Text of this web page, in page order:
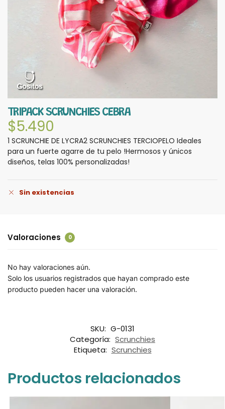
TRIPACK SCRUNCHIES CEBRA
$5.490
1 SCRUNCHIE DE LYCRA2 SCRUNCHIES TERCIOPELO Ideales
para un fuerte agarre de tu pelo !Hermosos y únicos
diseños, telas 100% personalizadas!
Sin existencias
Valoraciones 0
No hay valoraciones aún.
Solo los usuarios registrados que hayan comprado este
producto pueden hacer una valoración.
SKU: G-0131
Categoría: Scrunchies
Etiqueta: Scrunchies
Productos relacionados